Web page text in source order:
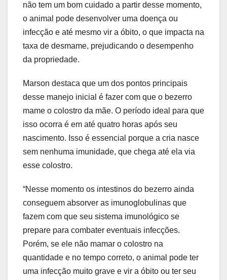
não tem um bom cuidado a partir desse momento,
o animal pode desenvolver uma doença ou
infecção e até mesmo vir a óbito, o que impacta na
taxa de desmame, prejudicando o desempenho
da propriedade.
Marson destaca que um dos pontos principais
desse manejo inicial é fazer com que o bezerro
mame o colostro da mãe. O período ideal para que
isso ocorra é em até quatro horas após seu
nascimento. Isso é essencial porque a cria nasce
sem nenhuma imunidade, que chega até ela via
esse colostro.
“Nesse momento os intestinos do bezerro ainda
conseguem absorver as imunoglobulinas que
fazem com que seu sistema imunológico se
prepare para combater eventuais infecções.
Porém, se ele não mamar o colostro na
quantidade e no tempo correto, o animal pode ter
uma infecção muito grave e vir a óbito ou ter seu